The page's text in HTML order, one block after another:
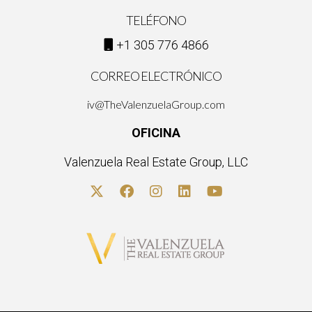
TELÉFONO
+1 305 776 4866
CORREO ELECTRÓNICO
iv@TheValenzuelaGroup.com
OFICINA
Valenzuela Real Estate Group, LLC